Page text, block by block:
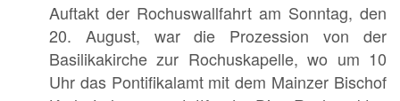
Auftakt der Rochuswallfahrt am Sonntag, den
20. August, war die Prozession von der
Basilikakirche zur Rochuskapelle, wo um 10
Uhr das Pontifikalamt mit dem Mainzer Bischof